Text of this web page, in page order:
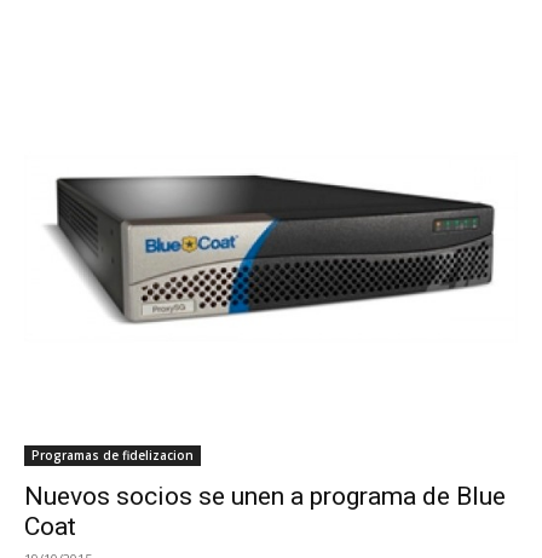
Programas de fidelizacion
Nuevos socios se unen a programa de Blue
Coat